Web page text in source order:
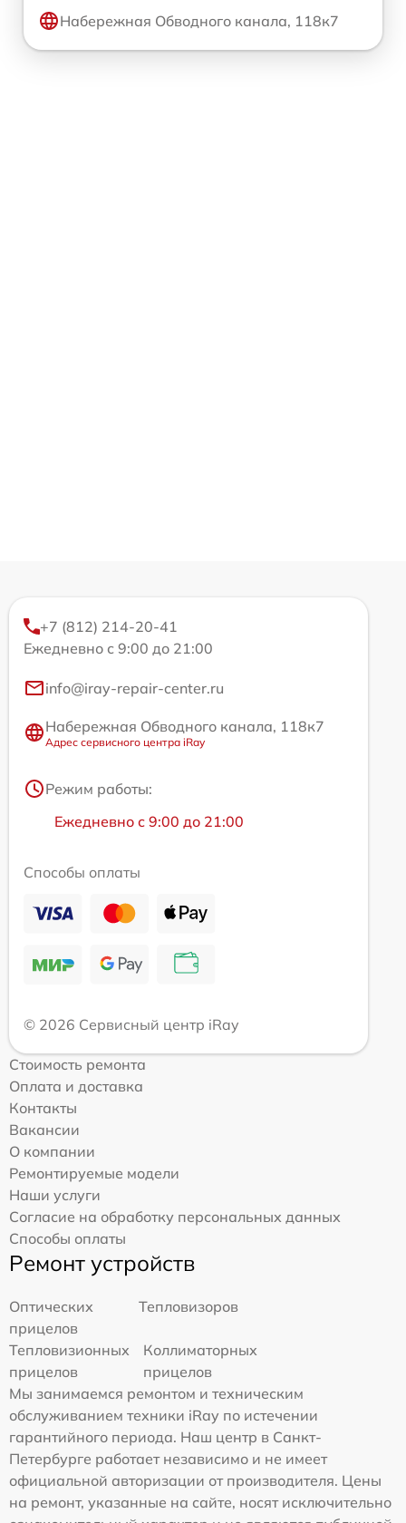
Набережная Обводного канала, 118к7
+7 (812) 214-20-41
Ежедневно с 9:00 до 21:00
info@iray-repair-center.ru
Набережная Обводного канала, 118к7
Адрес сервисного центра iRay
Режим работы:
Ежедневно с 9:00 до 21:00
Способы оплаты
© 2026 Сервисный центр iRay
Стоимость ремонта
Оплата и доставка
Контакты
Вакансии
О компании
Ремонтируемые модели
Наши услуги
Согласие на обработку персональных данных
Способы оплаты
Ремонт устройств
Оптических
прицелов
Тепловизоров
Тепловизионных
прицелов
Коллиматорных
прицелов
Мы занимаемся ремонтом и техническим
обслуживанием техники iRay по истечении
гарантийного периода. Наш центр в Санкт-
Петербурге работает независимо и не имеет
официальной авторизации от производителя. Цены
на ремонт, указанные на сайте, носят исключительно